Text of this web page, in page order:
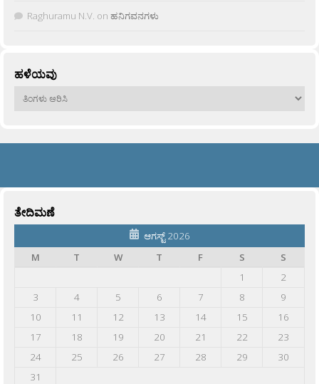
Raghuramu N.V. on ಹನಿಗವನಗಳು
ಹಳೆಯವು
ಹಳೆಯವು
ತೇದಿಮಣೆ
ಆಗಸ್ಟ್ 2026
M
T W T F S
S
1
2
3
4 5 6 7 8
9
10
11 12 13 14 15
16
17
18 19 20 21 22
23
24
25 26 27 28 29
30
31